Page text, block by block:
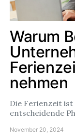
Warum
nehmen
Die Ferienzeit
entscheidende
November 20, 2024